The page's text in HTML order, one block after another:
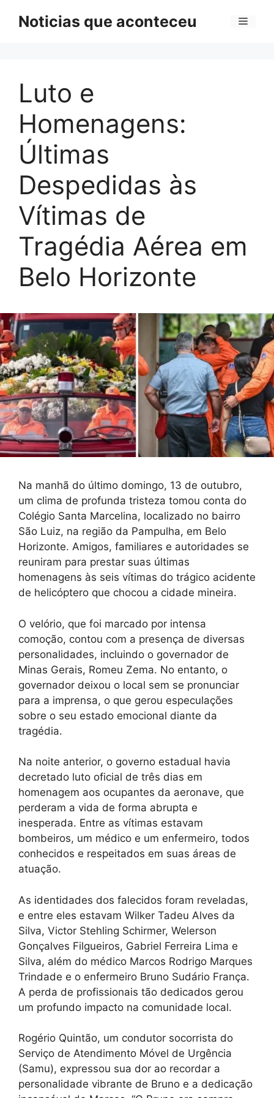
Noticias que aconteceu Menu
Luto e
Homenagens:
Últimas
Despedidas às
Vítimas de
Tragédia Aérea em
Belo Horizonte
Na manhã do último domingo, 13 de outubro,
um clima de profunda tristeza tomou conta do
Colégio Santa Marcelina, localizado no bairro
São Luiz, na região da Pampulha, em Belo
Horizonte. Amigos, familiares e autoridades se
reuniram para prestar suas últimas
homenagens às seis vítimas do trágico acidente
de helicóptero que chocou a cidade mineira.
O velório, que foi marcado por intensa
comoção, contou com a presença de diversas
personalidades, incluindo o governador de
Minas Gerais, Romeu Zema. No entanto, o
governador deixou o local sem se pronunciar
para a imprensa, o que gerou especulações
sobre o seu estado emocional diante da
tragédia.
Na noite anterior, o governo estadual havia
decretado luto oficial de três dias em
homenagem aos ocupantes da aeronave, que
perderam a vida de forma abrupta e
inesperada. Entre as vítimas estavam
bombeiros, um médico e um enfermeiro, todos
conhecidos e respeitados em suas áreas de
atuação.
As identidades dos falecidos foram reveladas,
e entre eles estavam Wilker Tadeu Alves da
Silva, Victor Stehling Schirmer, Welerson
Gonçalves Filgueiros, Gabriel Ferreira Lima e
Silva, além do médico Marcos Rodrigo Marques
Trindade e o enfermeiro Bruno Sudário França.
A perda de profissionais tão dedicados gerou
um profundo impacto na comunidade local.
Rogério Quintão, um condutor socorrista do
Serviço de Atendimento Móvel de Urgência
(Samu), expressou sua dor ao recordar a
personalidade vibrante de Bruno e a dedicação